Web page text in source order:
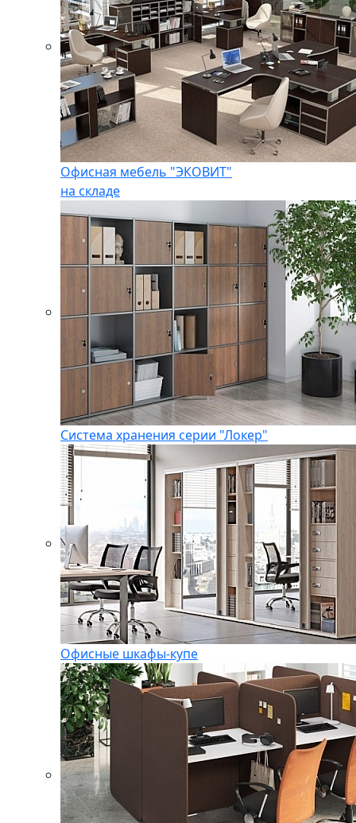
Офисная мебель "ЭКОВИТ"
на складе
Система хранения серии "Локер"
Офисные шкафы-купе